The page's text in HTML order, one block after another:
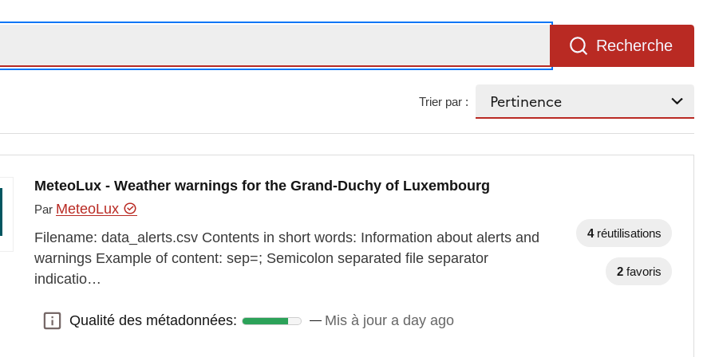
Recherche
Trier par :
MeteoLux - Weather warnings for the Grand-Duchy of Luxembourg
Par MeteoLux
Filename: data_alerts.csv Contents in short words: Information about alerts and
warnings Example of content: sep=; Semicolon separated file separator
indicatio…
Qualité des métadonnées:
Qualité des métadonnées: Mis à jour a day ago
4 réutilisations
2 favoris